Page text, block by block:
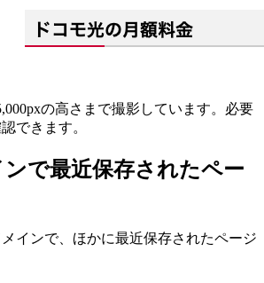
の高さまで撮影しています。必要
できます。
ンで最近保存されたペー
インで、ほかに最近保存されたページ